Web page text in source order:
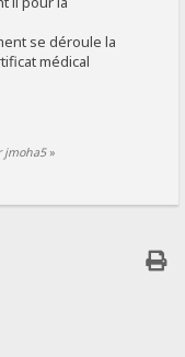
se déroule la
médical
jmoha5»